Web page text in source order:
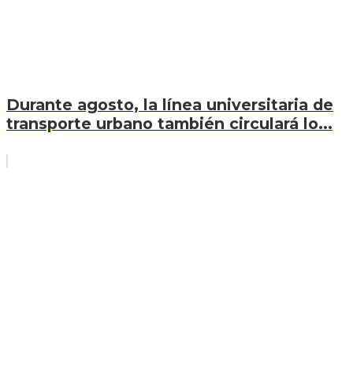
Durante agosto, la línea universitaria de
transporte urbano también circulará lo...